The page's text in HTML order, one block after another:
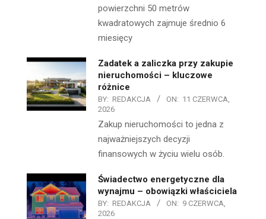
powierzchni 50 metrów
kwadratowych zajmuje średnio 6
miesięcy
Zadatek a zaliczka przy zakupie
nieruchomości – kluczowe
różnice
BY: REDAKCJA ON: 11 CZERWCA,
2026
Zakup nieruchomości to jedna z
najważniejszych decyzji
finansowych w życiu wielu osób.
Świadectwo energetyczne dla
wynajmu – obowiązki właściciela
BY: REDAKCJA ON: 9 CZERWCA,
2026